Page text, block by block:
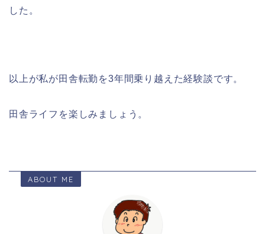
した。
以上が私が田舎転勤を3年間乗り越えた経験談です。
田舎ライフを楽しみましょう。
ABOUT ME